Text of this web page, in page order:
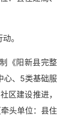
。
《阳新县完整
心、5类基础服
区建设推进，
头单位：县住